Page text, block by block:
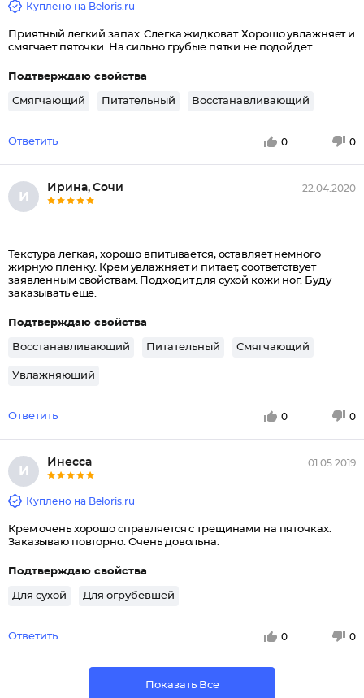
Куплено на Beloris.ru
Приятный легкий запах. Слегка жидковат. Хорошо увлажняет и
смягчает пяточки. На сильно грубые пятки не подойдет.
Подтверждаю свойства
Смягчающий Питательный Восстанавливающий
Ответить 0 0
И
Ирина, Сочи 22.04.2020
Текстура легкая, хорошо впитывается, оставляет немного
жирную пленку. Крем увлажняет и питает, соответствует
заявленным свойствам. Подходит для сухой кожи ног. Буду
заказывать еще.
Подтверждаю свойства
Восстанавливающий Питательный Смягчающий
Увлажняющий
Ответить 0 0
И
Инесса 01.05.2019
Куплено на Beloris.ru
Крем очень хорошо справляется с трещинами на пяточках.
Заказываю повторно. Очень довольна.
Подтверждаю свойства
Для сухой Для огрубевшей
Ответить 0 0
Показать Все